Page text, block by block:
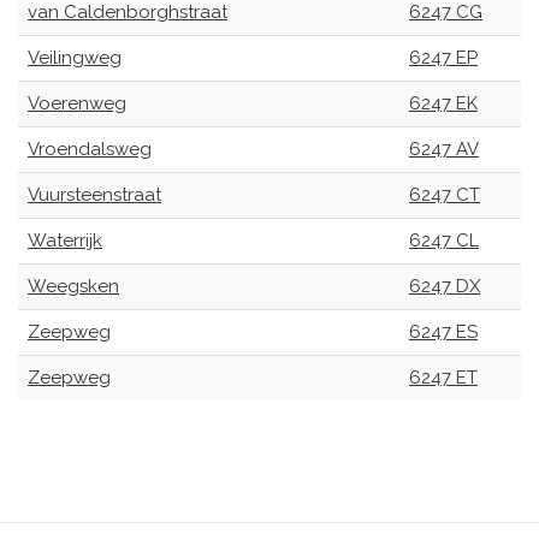
van Caldenborghstraat 6247 CG
Veilingweg 6247 EP
Voerenweg 6247 EK
Vroendalsweg 6247 AV
Vuursteenstraat 6247 CT
Waterrijk 6247 CL
Weegsken 6247 DX
Zeepweg 6247 ES
Zeepweg 6247 ET